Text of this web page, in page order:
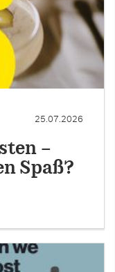
25.07.2026
–
Spaß?